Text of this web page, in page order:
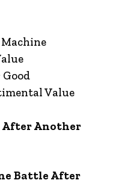
Value
After Another
Battle After